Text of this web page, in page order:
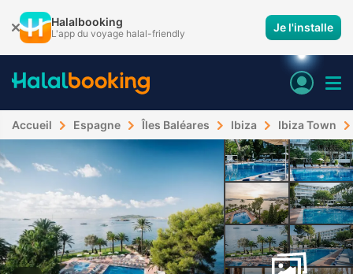
Halalbooking
L'app du voyage halal-friendly Je l'installe
Accueil Espagne Îles Baléares Ibiza Ibiza Town